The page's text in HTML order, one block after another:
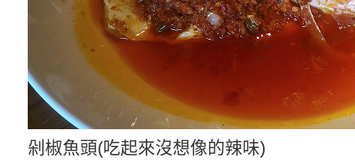
剁椒魚頭(吃起來沒想像的辣味)